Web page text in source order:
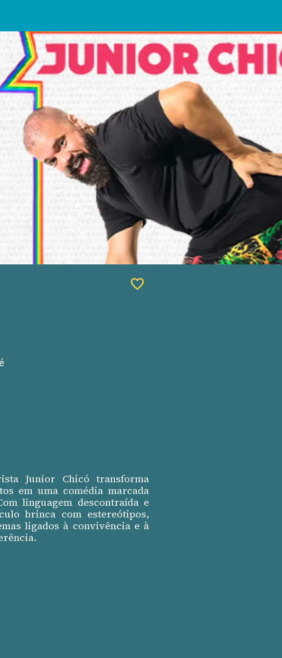
Junior Chicó transforma
em uma comédia marcada
linguagem descontraída e
brinca com estereótipos,
ligados à convivência e à